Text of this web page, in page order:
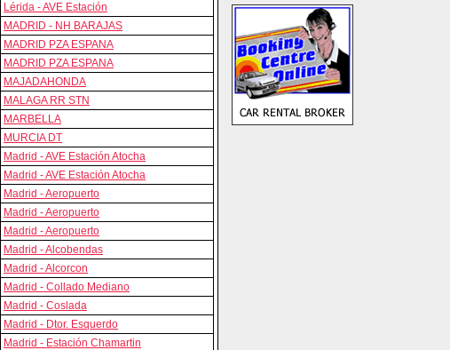
Lérida - AVE Estación
MADRID - NH BARAJAS
MADRID PZA ESPANA
MADRID PZA ESPANA
MAJADAHONDA
MALAGA RR STN
MARBELLA
MURCIA DT
Madrid - AVE Estación Atocha
Madrid - AVE Estación Atocha
Madrid - Aeropuerto
Madrid - Aeropuerto
Madrid - Aeropuerto
Madrid - Alcobendas
Madrid - Alcorcon
Madrid - Collado Mediano
Madrid - Coslada
Madrid - Dtor. Esquerdo
Madrid - Estación Chamartin